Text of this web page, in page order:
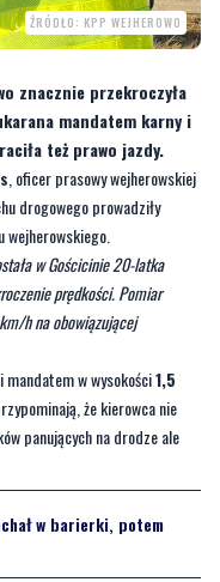
ŹRÓDŁO: KPP WEJHEROWO
znacznie przekroczyła
mandatem karny i
też prawo jazdy.
, oficer prasowy wejherowskiej
drogowego prowadziły
wejherowskiego.
w Gościcinie 20-latka
prędkości. Pomiar
h na obowiązującej
w wysokości
że kierowca nie
panujących na drodze ale